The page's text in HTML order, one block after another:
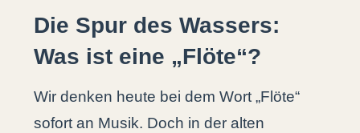
Die Spur des Wassers:
Was ist eine „Flöte“?
Wir denken heute bei dem Wort „Flöte“
sofort an Musik. Doch in der alten